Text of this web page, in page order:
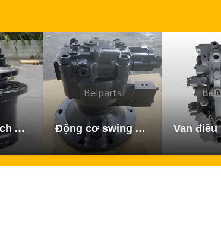
Xe máy du lịch Assy Động cơ swing Assy